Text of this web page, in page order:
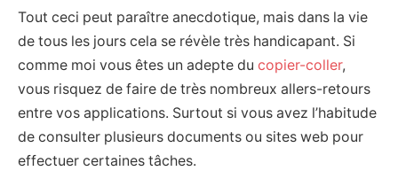
Tout ceci peut paraître anecdotique, mais dans la vie
de tous les jours cela se révèle très handicapant. Si
comme moi vous êtes un adepte du copier-coller,
vous risquez de faire de très nombreux allers-retours
entre vos applications. Surtout si vous avez l’habitude
de consulter plusieurs documents ou sites web pour
effectuer certaines tâches.